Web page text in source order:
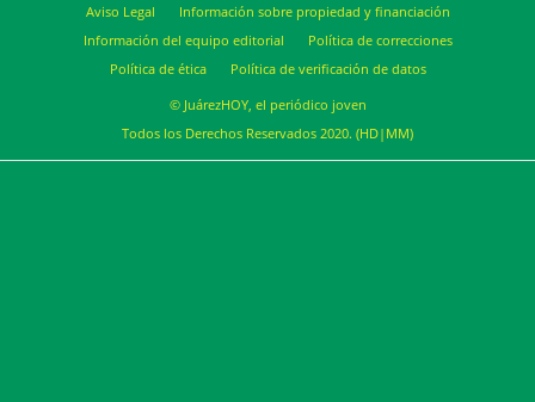
Aviso Legal
Información sobre propiedad y financiación
Información del equipo editorial
Política de correcciones
Política de ética
Política de verificación de datos
© JuárezHOY, el periódico joven
Todos los Derechos Reservados 2020. (HD|MM)